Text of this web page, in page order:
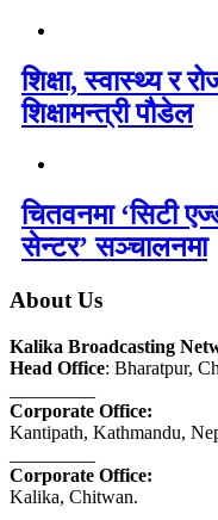
शिक्षा, स्वास्थ्य र
शिक्षामन्त्री पौडेल
चितवनमा ‘सिटी
सेन्टर’ सञ्चालनमा
About Us
Kalika Broadcasting
Head Office: Bharatpur,
Corporate Office:
Kantipath, Kathmandu,
Corporate Office:
Kalika, Chitwan.